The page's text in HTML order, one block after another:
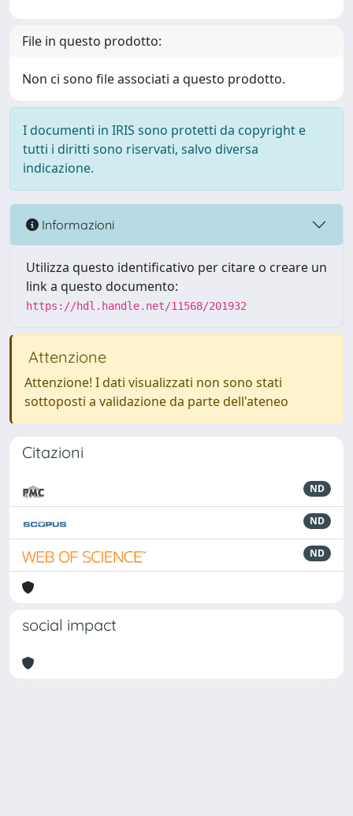
File in questo prodotto:
Non ci sono file associati a questo prodotto.
I documenti in IRIS sono protetti da copyright e
tutti i diritti sono riservati, salvo diversa
indicazione.
Informazioni
Utilizza questo identificativo per citare o creare un
link a questo documento:
https://hdl.handle.net/11568/201932
Attenzione
Attenzione! I dati visualizzati non sono stati
sottoposti a validazione da parte dell'ateneo
Citazioni
ND
ND
ND
social impact